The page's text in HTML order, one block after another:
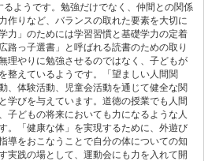
ようです。勉強だけでなく、仲間との関係
作りなど、バランスの取れた要素を大切に
力」のためには学習習慣と基礎学力の定着
路っ子選書」と呼ばれる読書のための取り
理やりに勉強させるのではなく、子どもが
整えているようです。「望ましい人間関
、体験活動、児童会活動を通じて健全な関
学びを与えています。道徳の授業でも人間
子どもの将来においても力になるような人
。「健康な体」を実現するために、外遊び
導をおこなうことで自分の体についての知
実践の場として、運動会にも力を入れて開